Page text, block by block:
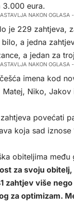
3.000 eura.
NAKON OGLASA -
je 229 zahtjeva,
a jedna
a jedan za
NAKON OGLASA -
imena kod
Matej, Niko,
povećati
koja sad
obiteljima
za svoju
zahtjev više
za optimizam.